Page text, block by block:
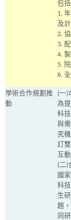
包括
1.
及
2.
3.
4.
5.
6.
學術合作規劃推
動
(一)
為
科
與
究
訂
互
(
)
國
科
生
題
同